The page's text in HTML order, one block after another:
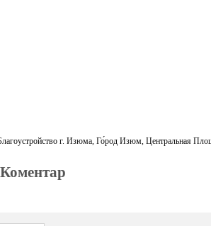
г. Изюма ,Го́род Изюм ,Центральная